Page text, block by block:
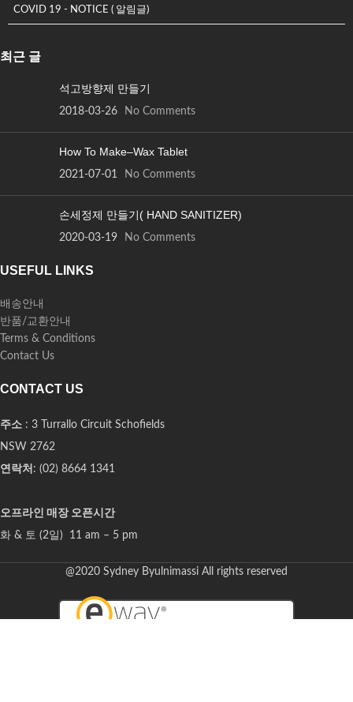
COVID 19 - NOTICE ( 알림글)
최근 글
석고방향제 만들기
2018-03-26 No Comments
How To Make–Wax Tablet
2021-07-01 No Comments
손세정제 만들기( HAND SANITIZER)
2020-03-19 No Comments
USEFUL LINKS
배송안내
반품/교환안내
Terms & Conditions
Contact Us
CONTACT US
주소 : 3 Turrallo Circuit Schofields
NSW 2762
연락처 : (02) 8664 1341
오프라인 매장 오픈시간
화 & 토 (2일) 11 am – 5 pm
@2020 Sydney Byulnimassi All rights reserved